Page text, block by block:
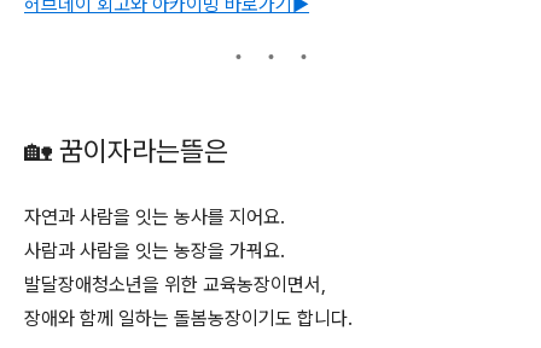
🏡 꿈이자라는뜰은
자연과 사람을 잇는 농사를 지어요.
사람과 사람을 잇는 농장을 가꿔요.
발달장애청소년을 위한 교육농장이면서,
장애와 함께 일하는 돌봄농장이기도 합니다.